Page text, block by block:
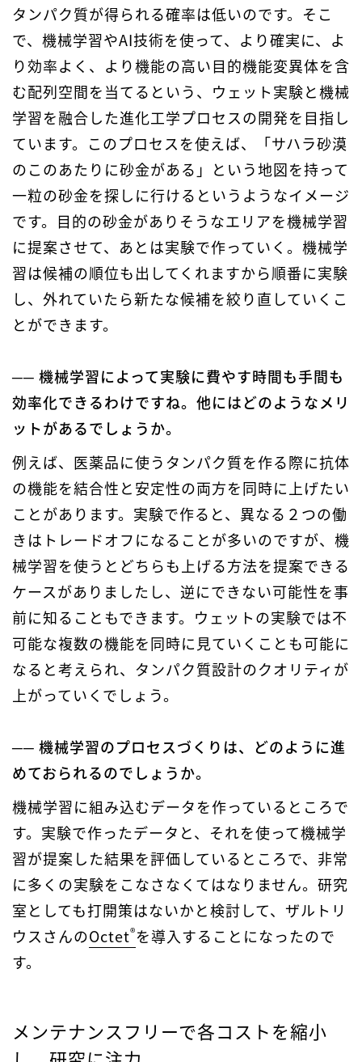
タンパク質が得られる確率は低いのです。そこ
で、機械学習やAI技術を使って、より確実に、よ
り効率よく、より機能の高い目的機能変異体を含
む配列空間を当てるという、ウェット実験と機械
学習を融合した進化工学プロセスの開発を目指し
ています。このプロセスを使えば、「サハラ砂漠
のこのあたりに砂金がある」という地図を持って
一粒の砂金を探しに行けるというようなイメージ
です。目的の砂金がありそうなエリアを機械学習
に提案させて、あとは実験で作っていく。機械学
習は候補の順位も出してくれますから順番に実験
し、外れていたら新たな候補を絞り直していくこ
とができます。
── 機械学習によって実験に費やす時間も手間も
効率化できるわけですね。他にはどのようなメリ
ットがあるでしょうか。
例えば、医薬品に使うタンパク質を作る際に抗体
の機能を結合性と安定性の両方を同時に上げたい
ことがあります。実験で作ると、異なる２つの働
きはトレードオフになることが多いのですが、機
械学習を使うとどちらも上げる方法を提案できる
ケースがありましたし、逆にできない可能性を事
前に知ることもできます。ウェットの実験では不
可能な複数の機能を同時に見ていくことも可能に
なると考えられ、タンパク質設計のクオリティが
上がっていくでしょう。
── 機械学習のプロセスづくりは、どのように進
めておられるのでしょうか。
機械学習に組み込むデータを作っているところで
す。実験で作ったデータと、それを使って機械学
習が提案した結果を評価しているところで、非常
に多くの実験をこなさなくてはなりません。研究
室としても打開策はないかと検討して、ザルトリ
ウスさんのOctet®を導入することになったので
す。
メンテナンスフリーで各コストを縮小